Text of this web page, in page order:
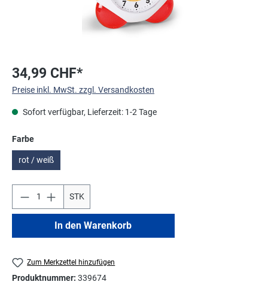
34,99 CHF*
Preise inkl. MwSt. zzgl. Versandkosten
Sofort verfügbar, Lieferzeit: 1-2 Tage
Farbeauswählen
rot / weiß
STK
In den Warenkorb
Zum Merkzettel hinzufügen
Produktnummer: 339674